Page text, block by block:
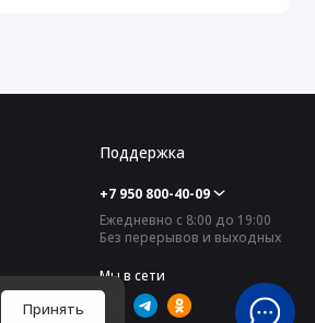
Принять
Поддержка
+7 950 800-40-09
Ежедневно с 8:00 до 19:00
Без перерывов и выходных
Мы в сети